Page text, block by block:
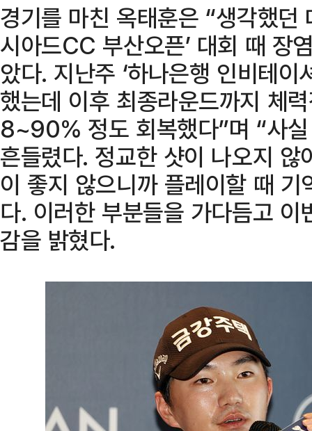
경기를 마친 옥태훈은 “생각했던
시아드CC 부산오픈’ 대회 때 장
았다. 지난주 ‘하나은행 인비테
했는데 이후 최종라운드까지 체
8~90% 정도 회복했다”며 “사실
흔들렸다. 정교한 샷이 나오지
이 좋지 않으니까 플레이할 때
다. 이러한 부분들을 가다듬고
감을 밝혔다.